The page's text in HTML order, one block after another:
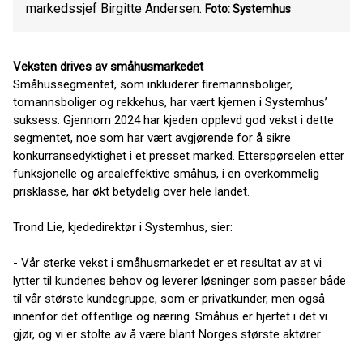
markedssjef Birgitte Andersen. Foto: Systemhus
Veksten drives av småhusmarkedet
Småhussegmentet, som inkluderer firemannsboliger,
tomannsboliger og rekkehus, har vært kjernen i Systemhus’
suksess. Gjennom 2024 har kjeden opplevd god vekst i dette
segmentet, noe som har vært avgjørende for å sikre
konkurransedyktighet i et presset marked. Etterspørselen etter
funksjonelle og arealeffektive småhus, i en overkommelig
prisklasse, har økt betydelig over hele landet.
Trond Lie, kjededirektør i Systemhus, sier:
- Vår sterke vekst i småhusmarkedet er et resultat av at vi
lytter til kundenes behov og leverer løsninger som passer både
til vår største kundegruppe, som er privatkunder, men også
innenfor det offentlige og næring. Småhus er hjertet i det vi
gjør, og vi er stolte av å være blant Norges største aktører